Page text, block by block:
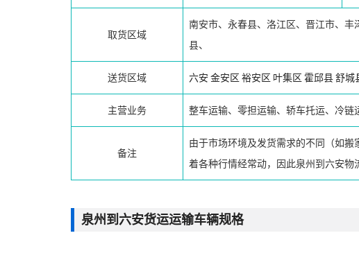
取货区域
南安市、永春县、洛江区、晋江市、
县、
送货区域 六安 金安区 裕安区 叶集区 霍邱县舒城
主营业务 整车运输、零担运输、轿车托运、冷
备注
由于市场环境及发货需求的不同（如
着各种行情经常动，因此泉州到六安
泉州到六安货运运输车辆规格